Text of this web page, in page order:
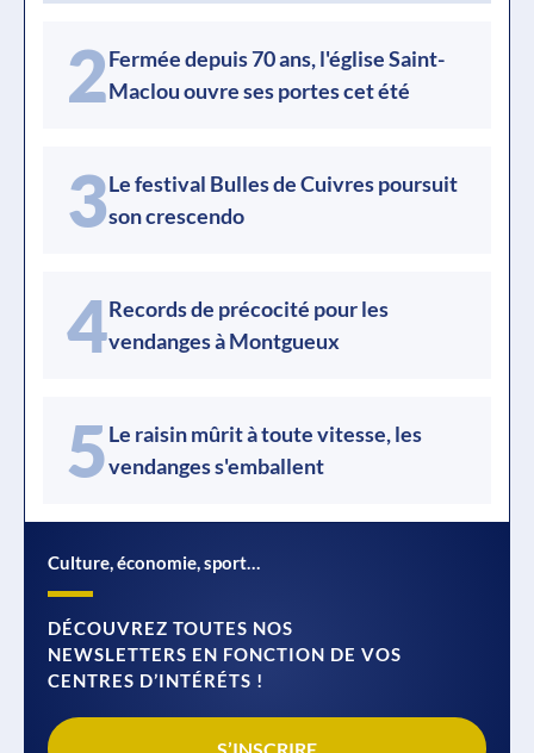
2Fermée depuis 70 ans, l'église Saint-
Maclou ouvre ses portes cet été
3Le festival Bulles de Cuivres poursuit
son crescendo
4Records de précocité pour les
vendanges à Montgueux
5Le raisin mûrit à toute vitesse, les
vendanges s'emballent
Culture, économie, sport…
DÉCOUVREZ TOUTES NOS
NEWSLETTERS EN FONCTION DE VOS
CENTRES D’INTÉRÉTS !
S’INSCRIRE